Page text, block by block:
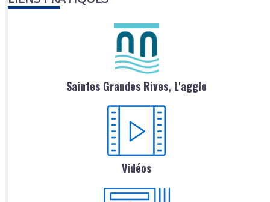
Saintes Grandes Rives, L'agglo
Vidéos